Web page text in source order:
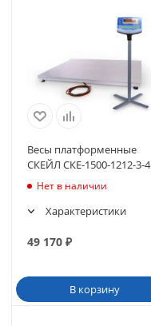
Весы платформенные
СКЕЙЛ СКЕ-1500-1212-3-4
Нет в наличии
Характеристики
49 170 ₽
В корзину